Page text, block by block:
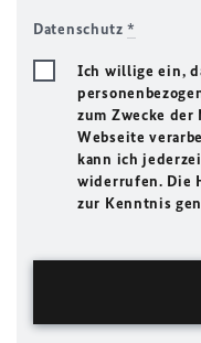
Datenschutz*
Ich willige ein,
zum Zwecke
Webseite
kann ich
widerrufen. Die
zur Kenntnis